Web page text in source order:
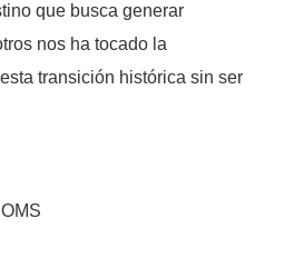
que busca generar
nos ha tocado la
transición histórica sin ser